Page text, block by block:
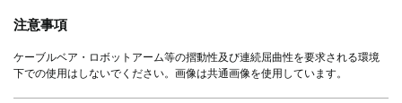
注意事項
ケーブルベア・ロボットアーム等の摺動性及び連続屈曲性を要求される環境
下での使用はしないでください。画像は共通画像を使用しています。